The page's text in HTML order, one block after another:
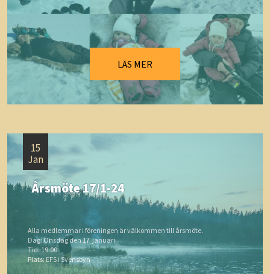
LÄS MER
15
Jan
Alla medlemmar i föreningen är välkommen till årsmöte.
Dag: Onsdag den 17 januari
Tid: 19.00
Plats: EFS i Svensbyn
Årsmöte 17/1-24